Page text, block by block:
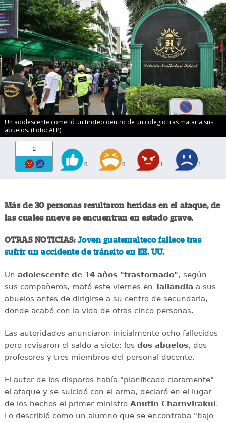
Un adolescente cometió un tiroteo dentro de un colegio tras matar a sus
abuelos. (Foto: AFP)
2
0 0 1 1
Más de 30 personas resultaron heridas en el ataque, de
las cuales nueve se encuentran en estado grave.
OTRAS NOTICIAS: Joven guatemalteco fallece tras
sufrir un accidente de tránsito en EE. UU.
Un adolescente de 14 años "trastornado", según
sus compañeros, mató este viernes en Tailandia a sus
abuelos antes de dirigirse a su centro de secundaria,
donde acabó con la vida de otras cinco personas.
Las autoridades anunciaron inicialmente ocho fallecidos
pero revisaron el saldo a siete: los dos abuelos, dos
profesores y tres miembros del personal docente.
El autor de los disparos había "planificado claramente"
el ataque y se suicidó con el arma, declaró en el lugar
de los hechos el primer ministro Anutin Charnvirakul.
Lo describió como un alumno que se encontraba "bajo